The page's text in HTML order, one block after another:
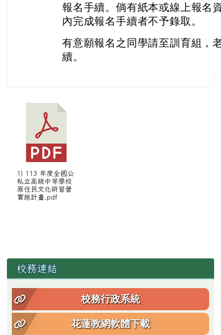
報名手續。倘有紙本或線上報名
內完成報名手續者不予錄取。
有意願報名之同學請至訓育組，
續。
1) 113 年度全國公
私立高級中等學校
原住民文化研習營
實施計畫.pdf
左邊區域內容
校務連結
校務行政系統
花蓮教網軟體下載